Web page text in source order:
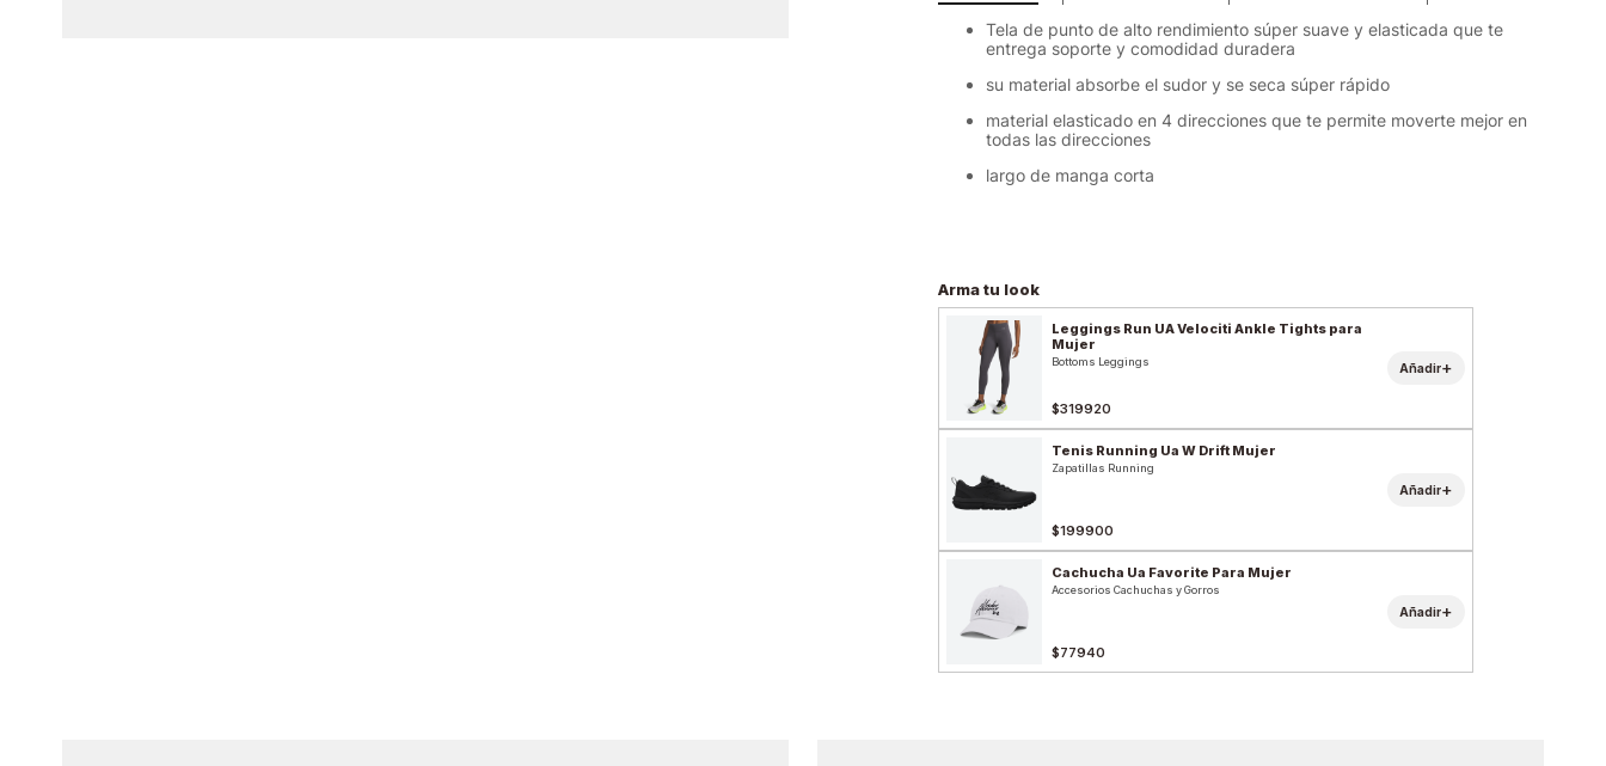
Tela de punto de alto rendimiento súper suave y elasticada que te
entrega soporte y comodidad duradera
su material absorbe el sudor y se seca súper rápido
material elasticado en 4 direcciones que te permite moverte mejor en
todas las direcciones
largo de manga corta
Arma tu look
Leggings Run UA Velociti Ankle Tights para
Mujer
Bottoms Leggings
$319920
Añadir+
Tenis Running Ua W Drift Mujer
Zapatillas Running
$199900
Añadir+
Cachucha Ua Favorite Para Mujer
Accesorios Cachuchas y Gorros
$77940
Añadir+